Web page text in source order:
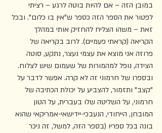
במובן הזה – אם להיות בוטה לרגע – רציתי
לפטור את הספר הזה כספר ש"אין בו כלום". ובכל
זאת – משהו הצליח להחזיק אותי במהלך
הקריאה (קראתי פעמיים). לרוב בקריאה של
פרוזה אני מוצא את עצמי נעצר, נתקע, סוטה
הצידה, נופל למהמורות של שעמום שיש לצלוח.
ובספרו של חרמוני זה לא קרה. אפשר לדבר על
"קצב" ותזמור, להצביע על יכולת הכתיבה של
חרמוני, על השליטה שלו בעברית, על הטון
המובחן, הייחודי, הנעבכי-יידישאי-אמריקאי שהוא
בונה בכל ספריו (בספר הזה, למשל, זה ניכר